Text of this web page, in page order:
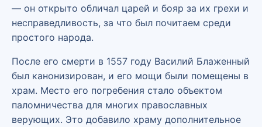
— он открыто обличал царей и бояр за их грехи и
несправедливость, за что был почитаем среди
простого народа.
После его смерти в 1557 году Василий Блаженный
был канонизирован, и его мощи были помещены в
храм. Место его погребения стало объектом
паломничества для многих православных
верующих. Это добавило храму дополнительное